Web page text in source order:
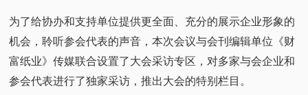
为了给协办和支持单位提供更全面、充分的展示企业形象的
机会，聆听参会代表的声音，本次会议与会刊编辑单位《财
富纸业》传媒联合设置了大会采访专区，对多家与会企业和
参会代表进行了独家采访，推出大会的特别栏目。